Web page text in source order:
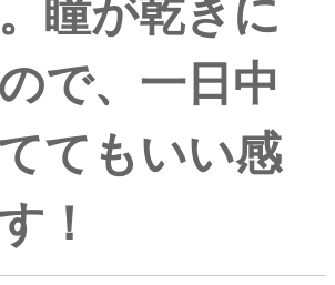
瞳が乾きに
で、一日中
てもいい感
！